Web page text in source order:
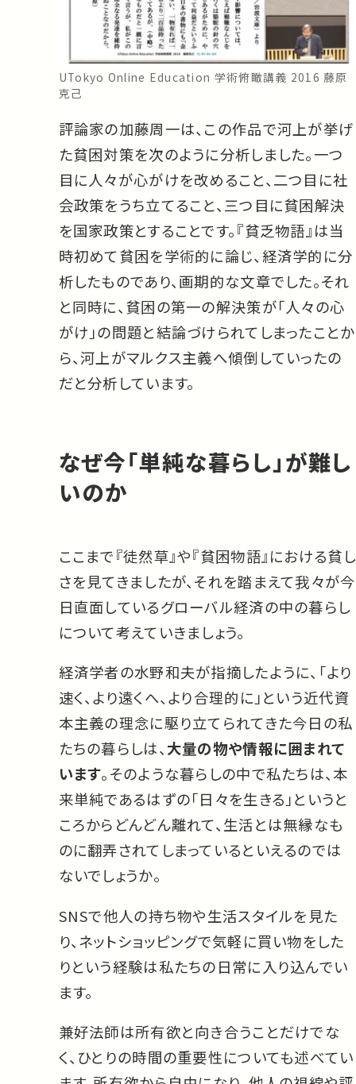
UTokyo Online Education 学術俯瞰講義 2016 藤原
克己
評論家の加藤周一は、この作品で河上が挙げ
た貧困対策を次のように分析しました。一つ
目に人々が心がけを改めること、二つ目に社
会政策をうち立てること、三つ目に貧困解決
を国家政策とすることです。『貧乏物語』は当
時初めて貧困を学術的に論じ、経済学的に分
析したものであり、画期的な文章でした。それ
と同時に、貧困の第一の解決策が「人々の心
がけ」の問題と結論づけられてしまったことか
ら、河上がマルクス主義へ傾倒していったの
だと分析しています。
なぜ今「単純な暮らし」が難し
いのか
ここまで『徒然草』や『貧困物語』における貧し
さを見てきましたが、それを踏まえて我々が今
日直面しているグローバル経済の中の暮らし
について考えていきましょう。
経済学者の水野和夫が指摘したように、「より
速く、より遠くへ、より合理的に」という近代資
本主義の理念に駆り立てられてきた今日の私
たちの暮らしは、大量の物や情報に囲まれて
います。そのような暮らしの中で私たちは、本
来単純であるはずの「日々を生きる」というと
ころからどんどん離れて、生活とは無縁なも
のに翻弄されてしまっているといえるのでは
ないでしょうか。
SNSで他人の持ち物や生活スタイルを見た
り、ネットショッピングで気軽に買い物をした
りという経験は私たちの日常に入り込んでい
ます。
兼好法師は所有欲と向き合うことだけでな
く、ひとりの時間の重要性についても述べてい